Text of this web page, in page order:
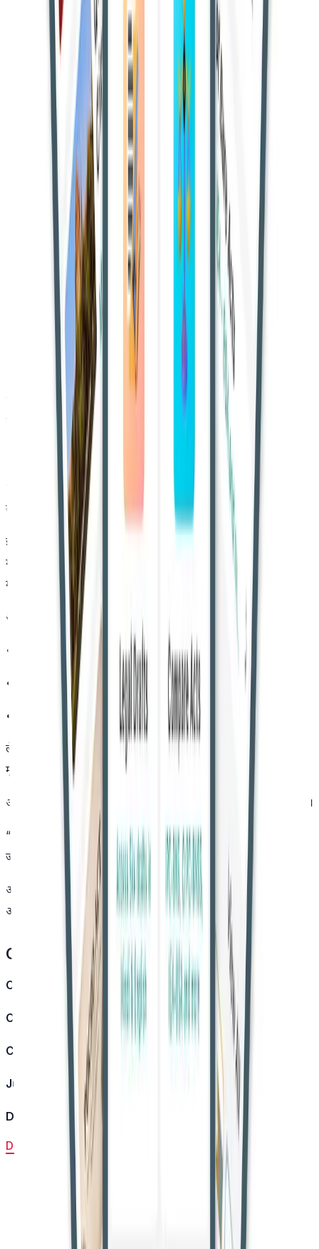
दिल्ली हाईकोर्ट ने एक गंभीर आपराधिक मामले में दोषसिद्धि को चुनौती देने
वाली अपील को खारिज कर दिया है। अदालत ने कहा कि पीड़िता की
गवाही विश्वसनीय है और वैज्ञानिक साक्ष्य भी अभियोजन के मामले को
मजबूत करते हैं।
यह मामला ट्रायल कोर्ट के उस फैसले के खिलाफ था, जिसमें आरोपी को
POCSOकानून के तहत दोषी ठहराया गया था। उसे 15 साल
की सजा और जुर्माना भी लगाया गया था।
अपीलकर्ता ने अदालत में दावा किया कि उसे झूठा फंसाया गया है और
गवाहों के बयान विरोधाभासी हैं।
न्यायमूर्ति विकास कुमार यादवकी पीठ ने साक्ष्यों का विस्तार से विश्लेषण
किया। अदालत ने कहा कि छोटे-मोटे विरोधाभास किसी भी गवाही को
अविश्वसनीय नहीं बनाते।
अदालत ने स्पष्ट किया,
“गवाहों के बयानों में मामूली अंतर होना स्वाभाविक है और यह मामले की
मूल सच्चाई को प्रभावित नहीं करता।”
पीठ ने यह भी माना कि घटनाओं की तारीख में थोड़ा भ्रम होना परिस्थितियों
के हिसाब से सामान्य है और इसे गंभीर त्रुटि नहीं माना जा सकता।
अदालत ने पीड़िता की गवाही को “विश्वसनीय और भरोसेमंद” बताया।
“यौन अपराधों में पीड़िता की अकेली गवाही भी पर्याप्त हो सकती है, यदि
वह भरोसेमंद हो,” अदालत ने कहा।
इसके साथ ही, फोरेंसिक रिपोर्ट ने भी आरोपी को घटना से जोड़ने में
महत्वपूर्ण भूमिका निभाई। अदालत ने कहा कि वैज्ञानिक साक्ष्य और
मौखिक गवाही मिलकर अभियोजन के मामले को मजबूत करते हैं।
अपीलकर्ता ने तर्क दिया कि:
• गवाहों के बयान विरोधाभासी हैं
• मेडिकल रिपोर्ट में चोट के स्पष्ट संकेत नहीं हैं
• वैज्ञानिक साक्ष्य पर्याप्त नहीं हैं
लेकिन अदालत ने इन दलीलों को खारिज करते हुए कहा कि ये “मामले के
मूल पहलू को प्रभावित नहीं करते।”
अदालत ने पाया कि ट्रायल कोर्ट का फैसला सही और कानून के अनुरूप है।
“अपील में कोई ठोस आधार नहीं है जिससे दोषसिद्धि में हस्तक्षेप किया
जाए,” पीठ ने कहा।
अंततः, हाईकोर्ट ने अपील खारिज कर दी और आरोपी को तुरंत
आत्मसमर्पण कर सजा काटने का निर्देश दिया।
Case Details
Case Title: Ram Murat vs State (NCT of Delhi) & Anr.
Case Number: CRL.A. 444/2022
Court: High Court of Delhi
Judge: Justice Vimal Kumar Yadav
Decision Date:April 21, 2026
Download Judgment